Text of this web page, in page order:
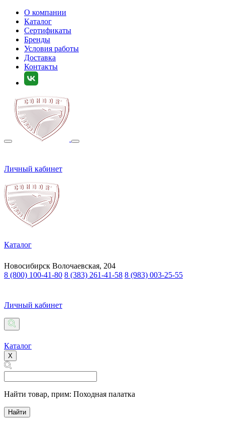
О компании
Каталог
Сертификаты
Бренды
Условия работы
Доставка
Контакты
Личный кабинет
Каталог
Новосибирск Волочаевская, 204
8 (800) 100-41-80 8 (383) 261-41-58 8 (983) 003-25-55
Личный кабинет
Каталог
X
Найти товар, прим: Походная палатка
Найти